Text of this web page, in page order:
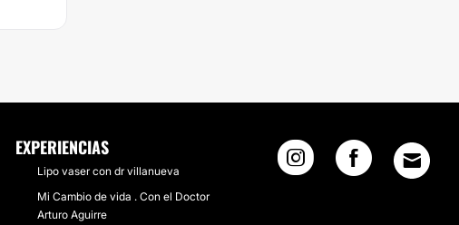
EXPERIENCIAS
Lipo vaser con dr villanueva
Mi Cambio de vida . Con el Doctor
Arturo Aguirre